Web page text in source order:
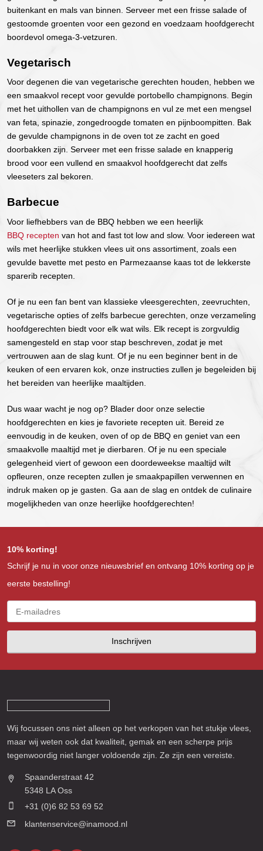
buitenkant en mals van binnen. Serveer met een frisse salade of
gestoomde groenten voor een gezond en voedzaam hoofdgerecht
boordevol omega-3-vetzuren.
Vegetarisch
Voor degenen die van vegetarische gerechten houden, hebben we
een smaakvol recept voor gevulde portobello champignons. Begin
met het uithollen van de champignons en vul ze met een mengsel
van feta, spinazie, zongedroogde tomaten en pijnboompitten. Bak
de gevulde champignons in de oven tot ze zacht en goed
doorbakken zijn. Serveer met een frisse salade en knapperig
brood voor een vullend en smaakvol hoofdgerecht dat zelfs
vleeseters zal bekoren.
Barbecue
Voor liefhebbers van de BBQ hebben we een heerlijk
BBQ recepten van hot and fast tot low and slow. Voor iedereen wat
wils met heerlijke stukken vlees uit ons assortiment, zoals een
gevulde bavette met pesto en Parmezaanse kaas tot de lekkerste
sparerib recepten.
Of je nu een fan bent van klassieke vleesgerechten, zeevruchten,
vegetarische opties of zelfs barbecue gerechten, onze verzameling
hoofdgerechten biedt voor elk wat wils. Elk recept is zorgvuldig
samengesteld en stap voor stap beschreven, zodat je met
vertrouwen aan de slag kunt. Of je nu een beginner bent in de
keuken of een ervaren kok, onze instructies zullen je begeleiden bij
het bereiden van heerlijke maaltijden.
Dus waar wacht je nog op? Blader door onze selectie
hoofdgerechten en kies je favoriete recepten uit. Bereid ze
eenvoudig in de keuken, oven of op de BBQ en geniet van een
smaakvolle maaltijd met je dierbaren. Of je nu een speciale
gelegenheid viert of gewoon een doordeweekse maaltijd wilt
opfleuren, onze recepten zullen je smaakpapillen verwennen en
indruk maken op je gasten. Ga aan de slag en ontdek de culinaire
mogelijkheden van onze heerlijke hoofdgerechten!
10% korting!
Schrijf je nu in voor onze nieuwsbrief en ontvang 10% korting op je
eerste bestelling!
Inschrijven
Wij focussen ons niet alleen op het verkopen van het stukje vlees,
maar wij weten ook dat kwaliteit, gemak en een scherpe prijs
tegenwoordig niet langer voldoende zijn. Ze zijn een vereiste.
Spaanderstraat 42
5348 LA Oss
+31 (0)6 82 53 69 52
klantenservice@inamood.nl